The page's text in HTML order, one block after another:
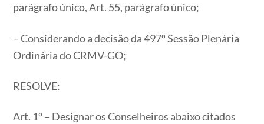
parágrafo único, Art. 55, parágrafo único;
– Considerando a decisão da 497º Sessão Plenária
Ordinária do CRMV-GO;
RESOLVE:
Art. 1º – Designar os Conselheiros abaixo citados